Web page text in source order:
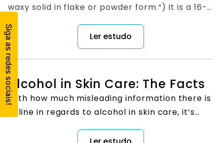
waxy solid in flake or powder form.“) It is a 16-
and n-hexadecyl alcohol. (lo) Cetyl Alcohol is
the oldest known of the long-chain alcohols,
having been discovered by Chevrenl in 1913. It
is insoluble in water and soluble in alcohol and
oils.
Ler estudo
Alcohol in Skin Care: The Facts
With how much misleading information there is
online in regards to alcohol in skin care, it’s
isn’t all that bad for skin. However, the